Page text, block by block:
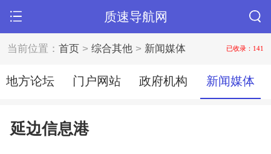
质速导航网
当前位置：首页 >综合其他 > 新闻媒体 已收录：141
地方论坛 门户网站 政府机构 新闻媒体
延边信息港